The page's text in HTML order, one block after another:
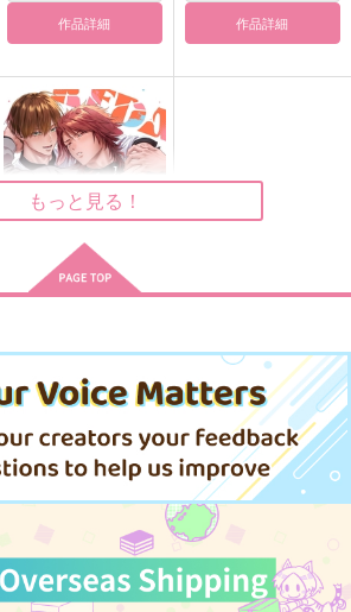
サンプル サンプル
選択的幸福論
472 円
エンデヴァー×ホークス
作品詳細
全部あなたのせいっ！
787 （税込）
エンデヴァー×ホークス
作品詳細
スロースターター
ホオジロコバン
専売 1,179円（税込）
爆豪勝己×切島鋭児郎
カート
つつじの蜜
専売 1,337
カート
作品詳細 作品詳細
ング
一迅社
サンプル
作品詳細
もっと見る！